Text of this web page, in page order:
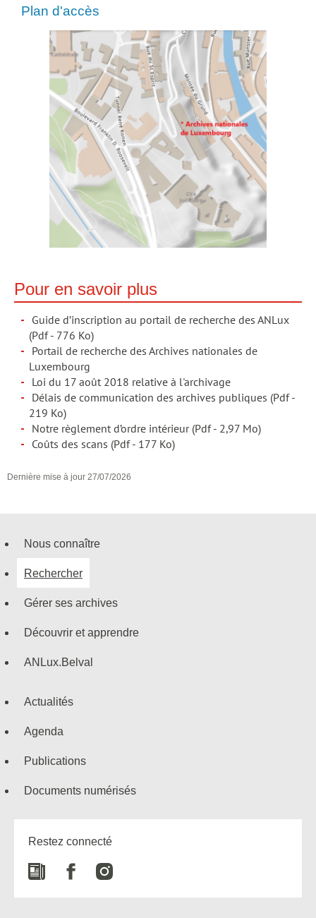
Plan d'accès
Pour en savoir plus
Guide d’inscription au portail de recherche des ANLux
(Pdf - 776 Ko)
Portail de recherche des Archives nationales de
Luxembourg
Loi du 17 août 2018 relative à l'archivage
Délais de communication des archives publiques (Pdf -
219 Ko)
Notre règlement d’ordre intérieur (Pdf - 2,97 Mo)
Coûts des scans (Pdf - 177 Ko)
Dernière mise à jour 27/07/2026
Menu
de
navigation
Nous connaître
Rechercher
Gérer ses archives
Découvrir et apprendre
ANLux.Belval
Actualités
Agenda
Publications
Documents numérisés
Restez connecté
NewspaperFacebook